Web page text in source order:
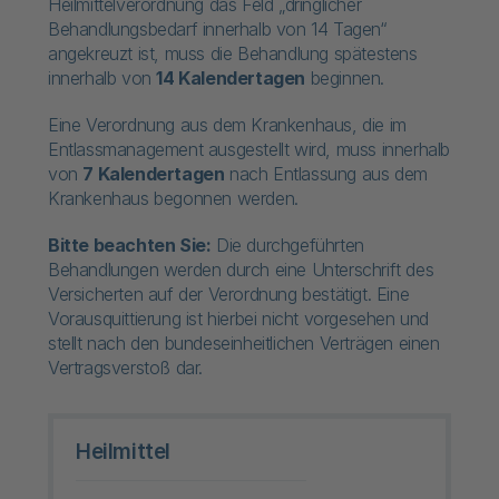
Heilmittelverordnung das Feld „dringlicher
Behandlungsbedarf innerhalb von 14 Tagen“
angekreuzt ist, muss die Behandlung spätestens
innerhalb von14 Kalendertagen beginnen.
Eine Verordnung aus dem Krankenhaus, die im
Entlassmanagement ausgestellt wird, muss innerhalb
von 7 Kalendertagen nach Entlassung aus dem
Krankenhaus begonnen werden.
Bitte beachten Sie: Die durchgeführten
Behandlungen werden durch eine Unterschrift des
Versicherten auf der Verordnung bestätigt. Eine
Vorausquittierung ist hierbei nicht vorgesehen und
stellt nach den bundeseinheitlichen Verträgen einen
Vertragsverstoß dar.
Heilmittel